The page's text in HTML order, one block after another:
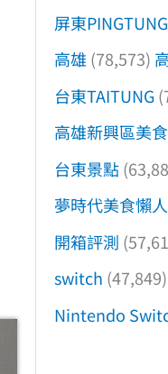
屏東PINGTUNG
高雄 (78,573)
台東TAITUNG
高雄新興區美食
台東景點
夢時代美食懶
開箱評測
switch (47,849)
Nintendo